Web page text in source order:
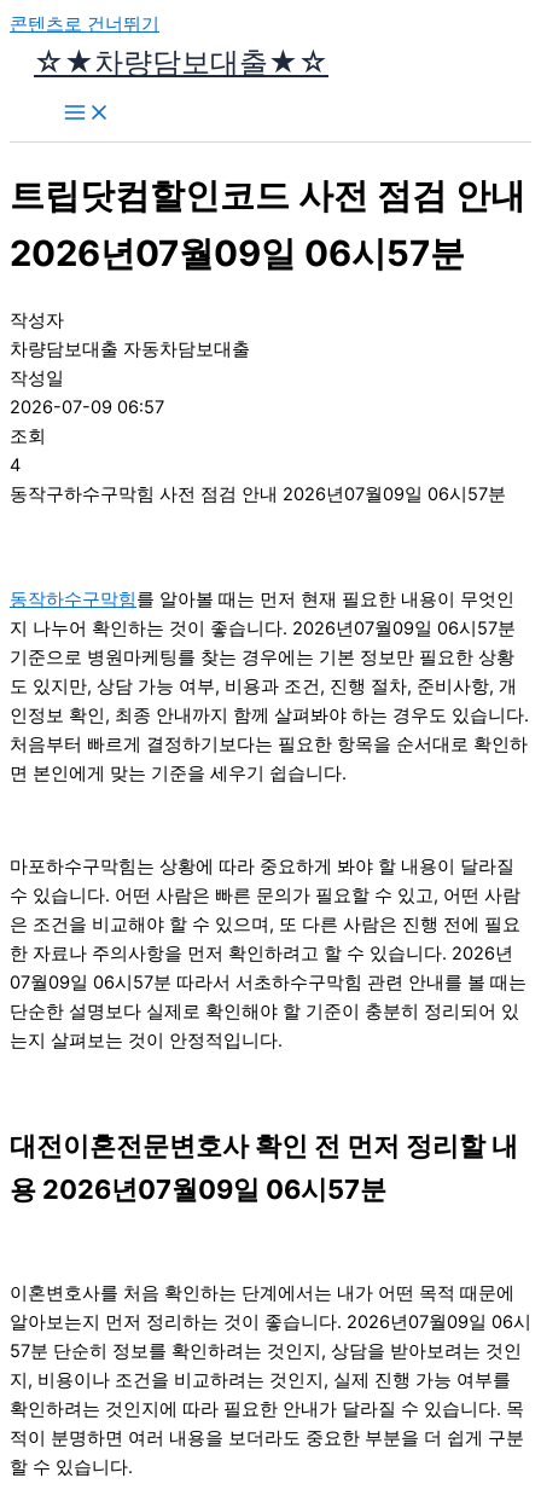
콘텐츠로 건너뛰기
☆★차량담보대출★☆
트립닷컴할인코드 사전 점검 안내
2026년07월09일 06시57분
작성자
차량담보대출 자동차담보대출
작성일
2026-07-09 06:57
조회
4
동작구하수구막힘 사전 점검 안내 2026년07월09일 06시57분
동작하수구막힘를 알아볼 때는 먼저 현재 필요한 내용이 무엇인
지 나누어 확인하는 것이 좋습니다. 2026년07월09일 06시57분
기준으로 병원마케팅를 찾는 경우에는 기본 정보만 필요한 상황
도 있지만, 상담 가능 여부, 비용과 조건, 진행 절차, 준비사항, 개
인정보 확인, 최종 안내까지 함께 살펴봐야 하는 경우도 있습니다.
처음부터 빠르게 결정하기보다는 필요한 항목을 순서대로 확인하
면 본인에게 맞는 기준을 세우기 쉽습니다.
마포하수구막힘는 상황에 따라 중요하게 봐야 할 내용이 달라질
수 있습니다. 어떤 사람은 빠른 문의가 필요할 수 있고, 어떤 사람
은 조건을 비교해야 할 수 있으며, 또 다른 사람은 진행 전에 필요
한 자료나 주의사항을 먼저 확인하려고 할 수 있습니다. 2026년
07월09일 06시57분 따라서 서초하수구막힘 관련 안내를 볼 때는
단순한 설명보다 실제로 확인해야 할 기준이 충분히 정리되어 있
는지 살펴보는 것이 안정적입니다.
대전이혼전문변호사 확인 전 먼저 정리할 내
용 2026년07월09일 06시57분
이혼변호사를 처음 확인하는 단계에서는 내가 어떤 목적 때문에
알아보는지 먼저 정리하는 것이 좋습니다. 2026년07월09일 06시
57분 단순히 정보를 확인하려는 것인지, 상담을 받아보려는 것인
지, 비용이나 조건을 비교하려는 것인지, 실제 진행 가능 여부를
확인하려는 것인지에 따라 필요한 안내가 달라질 수 있습니다. 목
적이 분명하면 여러 내용을 보더라도 중요한 부분을 더 쉽게 구분
할 수 있습니다.